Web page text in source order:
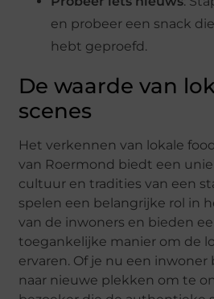
en probeer een snack
hebt geproefd.
De waarde van
scenes
Het verkennen van lokale
van Roermond biedt een
cultuur en tradities van een
spelen een belangrijke rol in
van de inwoners en bieden
toegankelijke manier om de
ervaren. Of je nu een inwoner
naar nieuwe plekken om te